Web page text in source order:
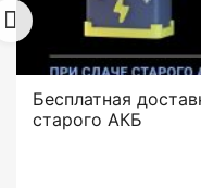
Бесплатная
старого АКБ